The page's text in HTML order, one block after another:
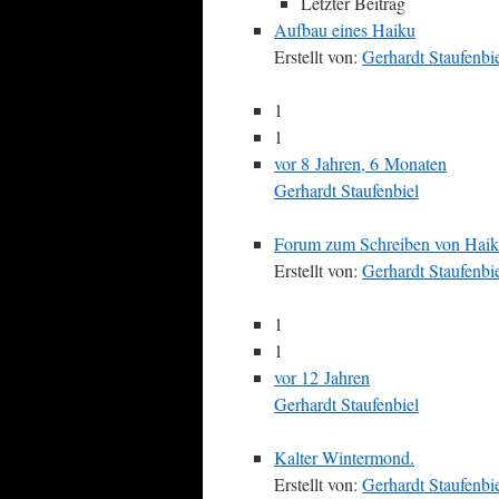
Aufbau eines Haiku
Erstellt von: Gerhardt
1
1
vor 8 Jahren, 6 Monaten
Gerhardt Staufenbiel
Forum zum Schreiben von
Erstellt von: Gerhardt
1
1
vor 12 Jahren
Gerhardt Staufenbiel
Kalter Wintermond.
Erstellt von: Gerhardt